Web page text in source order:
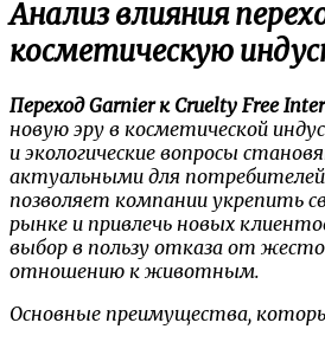
Анализ влияния
косметическую
Переход Garnier к Cruelty Free
новую эру в косметической
и экологические вопросы
актуальными для
позволяет компании укрепить
рынке и привлечь новых
выбор в пользу отказа от
отношению к животным.
Основные преимущества,